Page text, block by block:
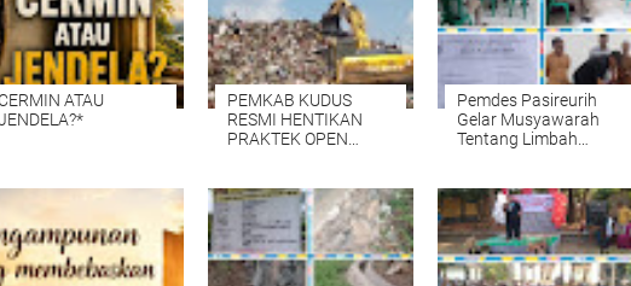
CERMIN ATAU
PEMKAB KUDUS
RESMI HENTIKAN
PRAKTEK OPEN
KEC.JEKULO
KAB.KUDUS,BERLAKUKAN
SISTEM
PENGELOLAAN
SAMPAH BARU
Pemdes Pasireurih
Gelar Musyawarah
Tentang Limbah
Cisata Hasilkan
Kesepakatan Tutup
Sementara